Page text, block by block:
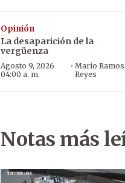
Opinión
La desaparición de la
vergüenza
Agosto 9, 2026
04:00 a. m.
· Mario Ramos
Reyes
Notas más